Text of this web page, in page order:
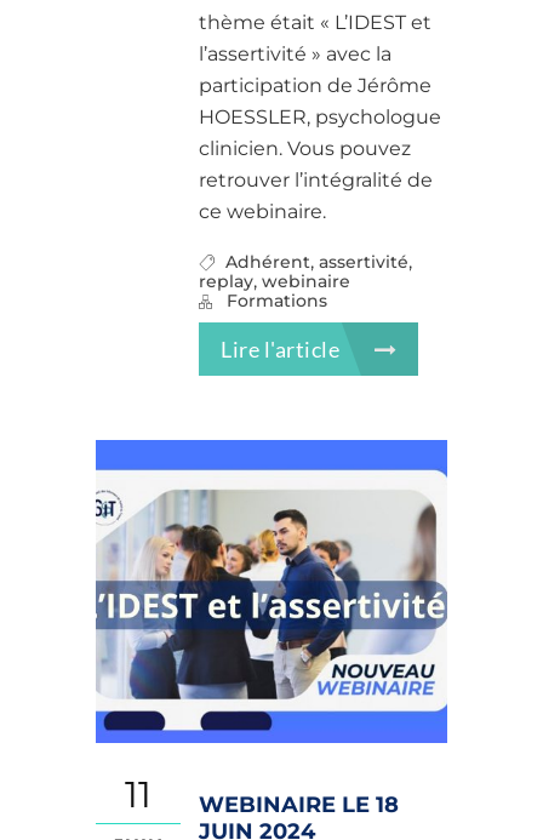
thème était « L’IDEST et
l’assertivité » avec la
participation de Jérôme
HOESSLER, psychologue
clinicien. Vous pouvez
retrouver l’intégralité de
ce webinaire.
Adhérent, assertivité,
replay, webinaire
Formations
Lire l'article
11
WEBINAIRE LE 18
JUIN 2024